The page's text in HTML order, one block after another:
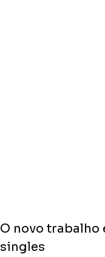
O novo trabalho
singles